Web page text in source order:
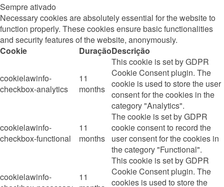
Sempre ativado
Necessary cookies are absolutely essential for the website to
function properly. These cookies ensure basic functionalities
and security features of the website, anonymously.
Cookie
DuraçãoDescrição
cookielawinfo-
checkbox-analytics
11
months
This cookie is set by GDPR
Cookie Consent plugin. The
cookie is used to store the user
consent for the cookies in the
category "Analytics".
cookielawinfo-
checkbox-functional
11
months
The cookie is set by GDPR
cookie consent to record the
user consent for the cookies in
the category "Functional".
cookielawinfo-
11
This cookie is set by GDPR
Cookie Consent plugin. The
cookies is used to store the